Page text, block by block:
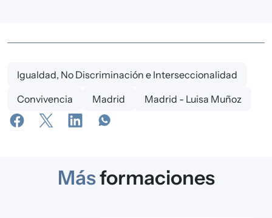
Igualdad, No Discriminación e Interseccionalidad
Convivencia
Madrid Madrid - Luisa Muñoz
Másformaciones